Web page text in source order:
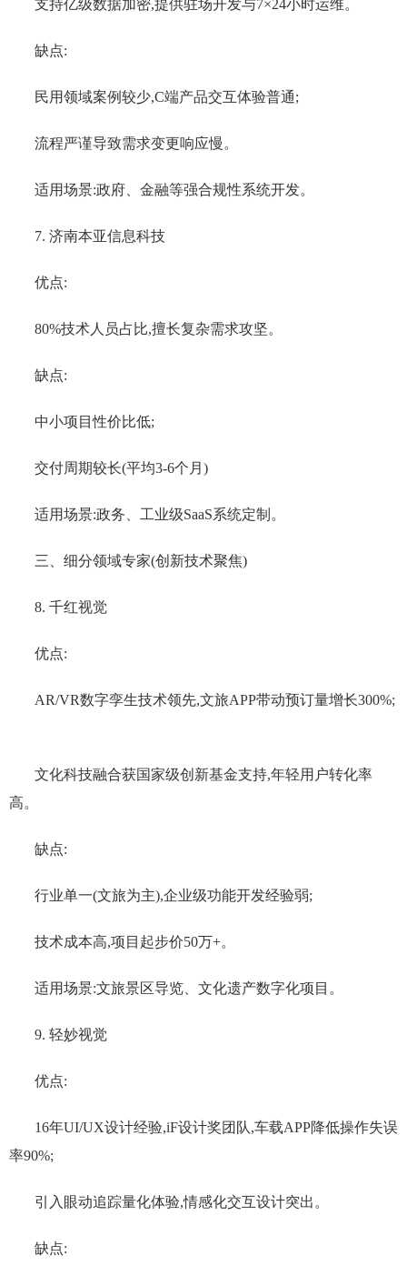
支持亿级数据加密,提供驻场开发与7×24小时运维。
缺点:
民用领域案例较少,C端产品交互体验普通;
流程严谨导致需求变更响应慢。
适用场景:政府、金融等强合规性系统开发。
7. 济南本亚信息科技
优点:
80%技术人员占比,擅长复杂需求攻坚。
缺点:
中小项目性价比低;
交付周期较长(平均3-6个月)
适用场景:政务、工业级SaaS系统定制。
三、细分领域专家(创新技术聚焦)
8. 千红视觉
优点:
AR/VR数字孪生技术领先,文旅APP带动预订量增长300%;
文化科技融合获国家级创新基金支持,年轻用户转化率
高。
缺点:
行业单一(文旅为主),企业级功能开发经验弱;
技术成本高,项目起步价50万+。
适用场景:文旅景区导览、文化遗产数字化项目。
9. 轻妙视觉
优点:
16年UI/UX设计经验,iF设计奖团队,车载APP降低操作失误
率90%;
引入眼动追踪量化体验,情感化交互设计突出。
缺点: